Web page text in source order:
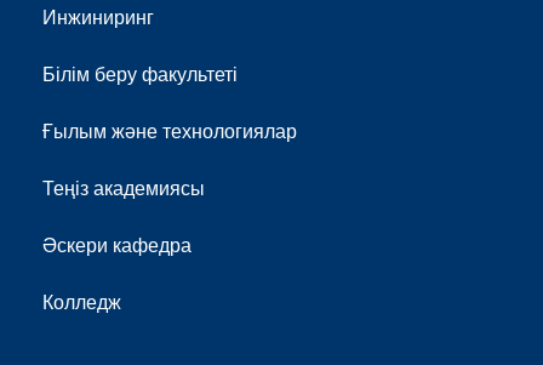
Инжиниринг
Білім беру факультеті
Ғылым және технологиялар
Теңіз академиясы
Әскери кафедра
Колледж